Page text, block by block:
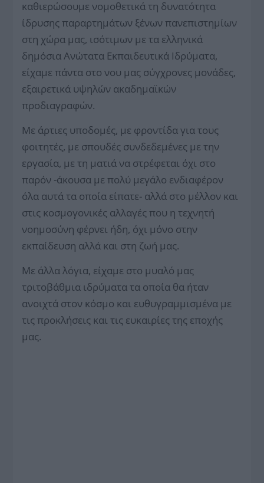
καθιερώσουμε νομοθετικά τη δυνατότητα
ίδρυσης παραρτημάτων ξένων πανεπιστημίων
στη χώρα μας, ισότιμων με τα ελληνικά
δημόσια Ανώτατα Εκπαιδευτικά Ιδρύματα,
είχαμε πάντα στο νου μας σύγχρονες μονάδες,
εξαιρετικά υψηλών ακαδημαϊκών
προδιαγραφών.
Με άρτιες υποδομές, με φροντίδα για τους
φοιτητές, με σπουδές συνδεδεμένες με την
εργασία, με τη ματιά να στρέφεται όχι στο
παρόν -άκουσα με πολύ μεγάλο ενδιαφέρον
όλα αυτά τα οποία είπατε- αλλά στο μέλλον και
στις κοσμογονικές αλλαγές που η τεχνητή
νοημοσύνη φέρνει ήδη, όχι μόνο στην
εκπαίδευση αλλά και στη ζωή μας.
Με άλλα λόγια, είχαμε στο μυαλό μας
τριτοβάθμια ιδρύματα τα οποία θα ήταν
ανοιχτά στον κόσμο και ευθυγραμμισμένα με
τις προκλήσεις και τις ευκαιρίες της εποχής
μας.